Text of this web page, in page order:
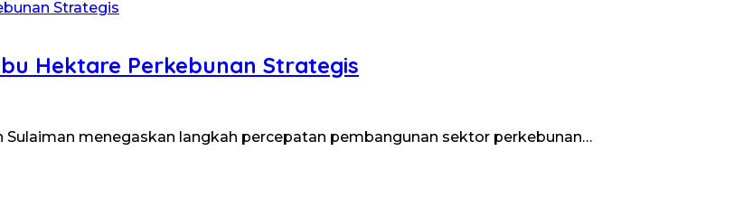
Hektare Perkebunan Strategis
Sulaiman menegaskan langkah percepatan pembangunan sektor perkebunan…